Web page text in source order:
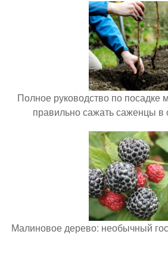
Полное руководство по посадке
правильно сажать саженцы в
Малиновое дерево: необычный